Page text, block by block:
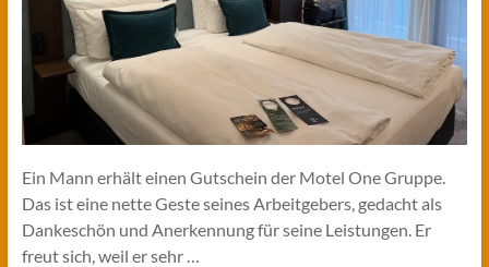
Ein Mann erhält einen Gutschein der Motel One Gruppe.
Das ist eine nette Geste seines Arbeitgebers, gedacht als
Dankeschön und Anerkennung für seine Leistungen. Er
freut sich, weil er sehr …